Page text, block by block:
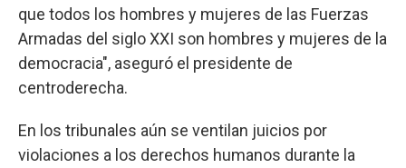
que todos los hombres y mujeres de las Fuerzas
Armadas del siglo XXI son hombres y mujeres de la
democracia", aseguró el presidente de
centroderecha.
En los tribunales aún se ventilan juicios por
violaciones a los derechos humanos durante la